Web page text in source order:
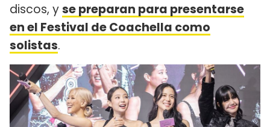
discos, yse preparan para presentarse
en el Festival de Coachella como
solistas.